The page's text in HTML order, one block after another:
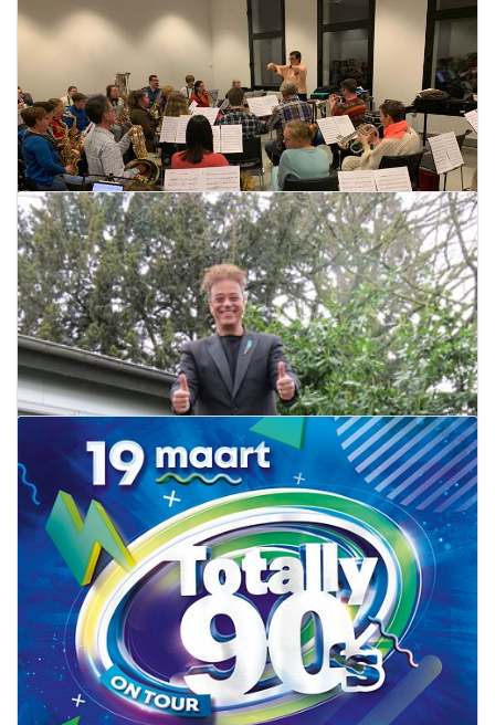
Info moment jonge muzikanten
19 april 2022
Lees meer
Voorjaarsconcert Koninklijke Fanfare
Sint-Cecilia De Zwaan
14 april 2022
Lees meer